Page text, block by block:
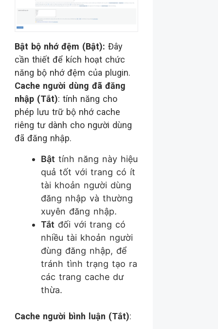
Bật bộ nhớ đệm (Bật): Đây
cần thiết để kích hoạt chức
năng bộ nhớ đệm của plugin.
Cache người dùng đã đăng
nhập (Tắt): tính năng cho
phép lưu trữ bộ nhớ cache
riêng tư dành cho người dùng
đã đăng nhập.
Bật tính năng này hiệu
quả tốt với trang có ít
tài khoản người dùng
đăng nhập và thường
xuyên đăng nhập.
Tắt đối với trang có
nhiều tài khoản người
đùng đăng nhập, để
tránh tình trạng tạo ra
các trang cache dư
thừa.
Cache người bình luận (Tắt):